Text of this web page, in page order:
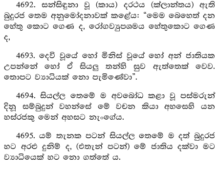
4692. සන්සිඳුනා වූ (කාය) දරථය (ක්ලාන්තය) ඇති
බුදුරජ තෙම අනුමෝදනාවක් කළේය: “මෙම බෙහෙත් දන
හේතු කොට ගෙණ ද, රෝගව්‍යුපශමය හේතුකොට ගෙණ
ද,
4693. දෙවි වූයේ හෝ මිනිස් වූයේ හෝ අන් ජාතියක
උපන්නේ හෝ ඒ සියලු තන්හි සුව ඇත්තෙක් වෙව.
තොපට ව්‍යාධියක් නො පැමිණේවා”.
4694. සියල්ල තෙමේ ම අවබෝධ කළා වූ පස්මරුන්
දිනූ සම්බුදුන් වහන්සේ මේ වචන කියා අහසෙහි යන
හස්රජකු මෙන් අහසට නැංගේය.
4695. යම් තැනක පටන් සියල්ල තෙමේ ම දත් බුදුරජ
හට අරළු දුනිම් ද, (එතැන් පටන්) මේ ජාතිය දක්වා මට
ව්‍යාධියෙක් හට නො ගත්තේ ය.